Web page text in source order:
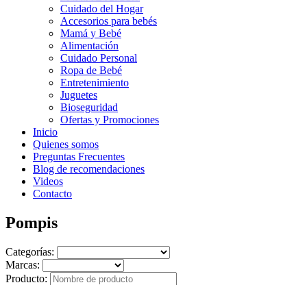
Cuidado del Hogar
Accesorios para bebés
Mamá y Bebé
Alimentación
Cuidado Personal
Ropa de Bebé
Entretenimiento
Juguetes
Bioseguridad
Ofertas y Promociones
Inicio
Quienes somos
Preguntas Frecuentes
Blog de recomendaciones
Videos
Contacto
Pompis
Categorías:
Marcas:
Producto: